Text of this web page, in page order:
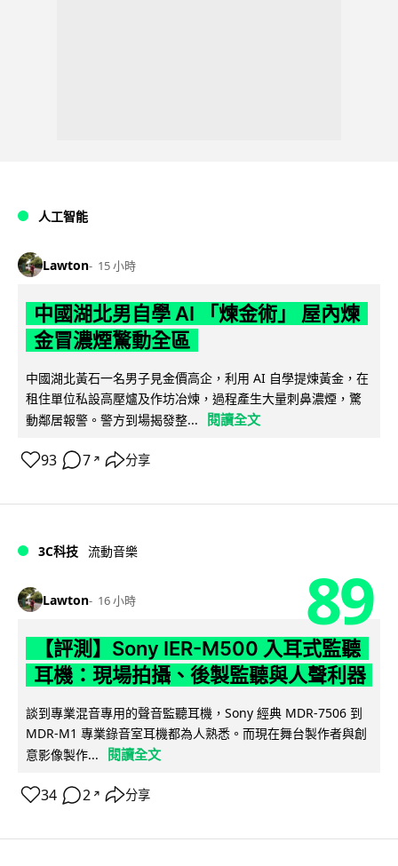
人工智能
Lawton 15 小時
中國湖北男自學 AI 「煉金術」 屋內煉
金冒濃煙驚動全區
中國湖北黃石一名男子見金價高企，利用 AI 自學提煉黃金，在
租住單位私設高壓爐及作坊冶煉，過程產生大量刺鼻濃煙，驚
動鄰居報警。警方到場揭發整...
閱讀全文
93 7 ↗ 分享
3C科技 流動音樂
Lawton 16 小時 89
【評測】Sony IER-M500 入耳式監聽
耳機：現場拍攝、後製監聽與人聲利器
談到專業混音專用的聲音監聽耳機，Sony 經典 MDR-7506 到
MDR-M1 專業錄音室耳機都為人熟悉。而現在舞台製作者與創
意影像製作...
閱讀全文
34 2 ↗ 分享